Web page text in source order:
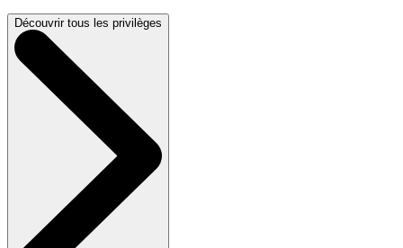
Découvrir tous les privilèges